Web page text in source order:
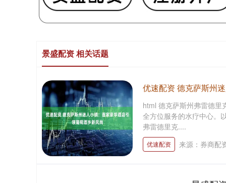
景盛配资 相关话题
优速配资 德克萨斯州
html 德克萨斯州弗雷德里
全方位服务的水疗中心。
弗雷德里克....
优速配资 来源：券商配